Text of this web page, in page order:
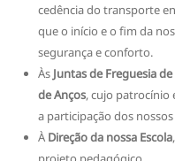
cedência do transporte
que o início e o fim da
segurança e conforto.
Às Juntas de Freguesia
de Anços, cujo patrocínio
a participação dos
À Direção da nossa Escola